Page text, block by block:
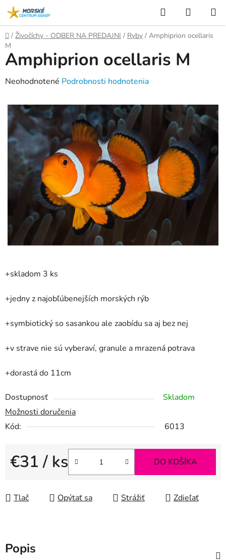
Prejsť
na
obsah
Hľadať
KOŠÍK
Domov
/ Živočíchy - ODBER NA PREDAJNI / Ryby / Amphiprion ocellaris
M
+skladom 3 ks
+jedny z najobľúbenejších morských rýb
+symbiotický so sasankou ale zaobídu sa aj bez nej
+v strave nie sú vyberaví, granule a mrazená potrava
+dorastá do 11cm
Dostupnosť
Skladom
Možnosti doručenia
Kód:
6013
€31/ ks
Jednotková cena:
DO KOŠÍKA
Tlač Opýtať sa Strážiť Zdieľať
Amphiprion ocellaris M
Priemerné
produktu
je
0,0
hviezdičiek.
Neohodnotené Podrobnosti hodnotenia
Popis